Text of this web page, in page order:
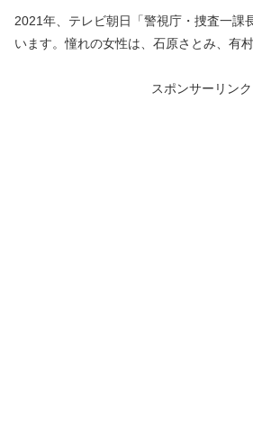
2021年、テレビ朝日「警視庁・捜査一課
います。憧れの女性は、石原さとみ、有
スポンサーリンク